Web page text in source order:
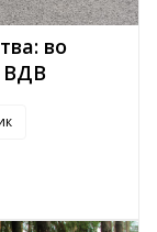
во
ВДВ